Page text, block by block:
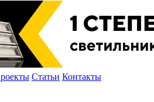
Статьи Контакты